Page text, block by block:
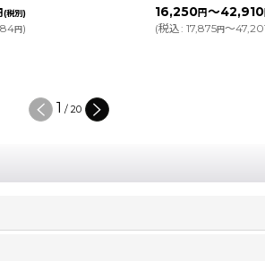
込: 17,875
1,070円(税別)
(税込: 1,177円)
2 /20